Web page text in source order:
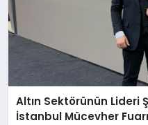
Altın Sektörünün Lideri
İstanbul Mücevher